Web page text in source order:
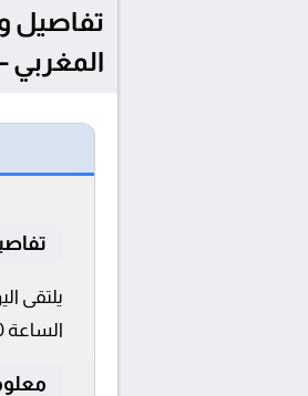
المغربي
الساعة 22:00 بتوقيت القاهرة و 22:00.